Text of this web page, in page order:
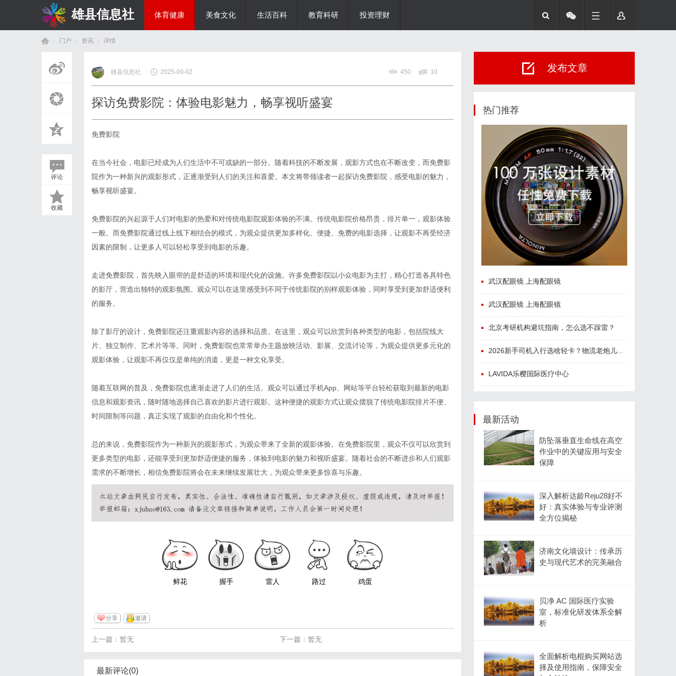
雄县信息社 体育健康 美食文化 生活百科 教育科研 投资理财
门户 资讯
›
详情
评论
收藏
雄县信息社 2025-09-02 450 10
探访免费影院：体验电影魅力，畅享视听盛宴
免费影院
在当今社会，电影已经成为人们生活中不可或缺的一部分。随着科技的不断发展，观影方式也在不断改变，而免费影
院作为一种新兴的观影形式，正逐渐受到人们的关注和喜爱。本文将带领读者一起探访免费影院，感受电影的魅力，
畅享视听盛宴。
免费影院的兴起源于人们对电影的热爱和对传统电影院观影体验的不满。传统电影院价格昂贵，排片单一，观影体验
一般。而免费影院通过线上线下相结合的模式，为观众提供更加多样化、便捷、免费的电影选择，让观影不再受经济
因素的限制，让更多人可以轻松享受到电影的乐趣。
走进免费影院，首先映入眼帘的是舒适的环境和现代化的设施。许多免费影院以小众电影为主打，精心打造各具特色
的影厅，营造出独特的观影氛围。观众可以在这里感受到不同于传统影院的别样观影体验，同时享受到更加舒适便利
的服务。
除了影厅的设计，免费影院还注重观影内容的选择和品质。在这里，观众可以欣赏到各种类型的电影，包括院线大
片、独立制作、艺术片等等。同时，免费影院也常常举办主题放映活动、影展、交流讨论等，为观众提供更多元化的
观影体验，让观影不再仅仅是单纯的消遣，更是一种文化享受。
随着互联网的普及，免费影院也逐渐走进了人们的生活。观众可以通过手机App、网站等平台轻松获取到最新的电影
信息和观影资讯，随时随地选择自己喜欢的影片进行观影。这种便捷的观影方式让观众摆脱了传统电影院排片不便、
时间限制等问题，真正实现了观影的自由化和个性化。
总的来说，免费影院作为一种新兴的观影形式，为观众带来了全新的观影体验。在免费影院里，观众不仅可以欣赏到
更多类型的电影，还能享受到更加舒适便捷的服务，体验到电影的魅力和视听盛宴。随着社会的不断进步和人们观影
需求的不断增长，相信免费影院将会在未来继续发展壮大，为观众带来更多惊喜与乐趣。
鲜花 握手 雷人 路过 鸡蛋
分享 邀请
下一篇：暂无
上一篇：暂无
最新评论(0)
发布文章
热门推荐
武汉配眼镜 上海配眼镜
武汉配眼镜 上海配眼镜
北京考研机构避坑指南，怎么选不踩雷？
2026新手司机入行选啥轻卡？物流老炮儿的深度选车经与标杆车型解析
LAVIDA乐樱国际医疗中心
最新活动
防坠落垂直生命线在高空
作业中的关键应用与安全
保障
深入解析达龄Reju28好不
好：真实体验与专业评测
全方位揭秘
济南文化墙设计：传承历
史与现代艺术的完美融合
贝净 AC 国际医疗实验
室，标准化研发体系全解
析
全面解析电棍购买网站选
择及使用指南，保障安全